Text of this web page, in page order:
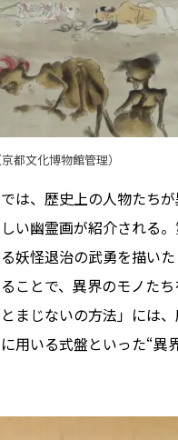
都文化博物館管理）
は、歴史上の人物たち
い幽霊画が紹介される
妖怪退治の武勇を描いた
ことで、異界のモノた
まじないの方法」には
用いる式盤といった“異